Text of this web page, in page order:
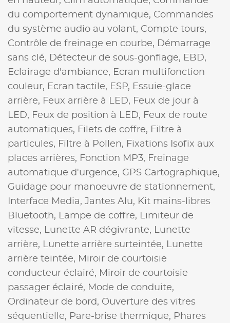
du comportement dynamique, Commandes
du système audio au volant, Compte tours,
Contrôle de freinage en courbe,
Démarrage
sans clé,
Détecteur de sous-gonflage, EBD,
Eclairage d'ambiance, Ecran multifonction
couleur, Ecran tactile, ESP, Essuie-glace
arrière, Feux arrière à LED, Feux de jour à
LED, Feux de position à LED, Feux de route
automatiques, Filets de coffre, Filtre à
particules, Filtre à Pollen, Fixations Isofix aux
places arrières, Fonction MP3, Freinage
automatique d'urgence, GPS Cartographique,
Guidage pour manoeuvre de stationnement,
Interface Media, Jantes Alu, Kit mains-libres
Bluetooth,
Lampe de coffre,
Limiteur de
vitesse,
Lunette AR dégivrante,
Lunette
arrière,
Lunette arrière surteintée,
Lunette
arrière teintée, Miroir de courtoisie
conducteur éclairé, Miroir de courtoisie
passager éclairé, Mode de conduite,
Ordinateur de bord, Ouverture des vitres
séquentielle, Pare-brise thermique, Phares